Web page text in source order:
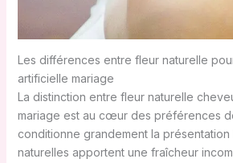
Les différences entre fleur naturelle
artificielle mariage
La distinction entre fleur naturelle
mariage est au cœur des préférences
conditionne grandement la présentation
naturelles apportent une fraîcheur